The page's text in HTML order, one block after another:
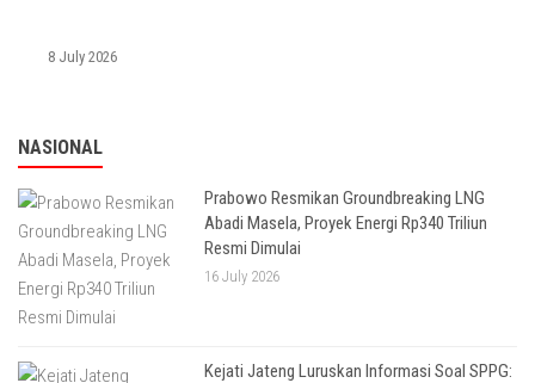
8 July 2026
NASIONAL
Prabowo Resmikan Groundbreaking LNG
Abadi Masela, Proyek Energi Rp340 Triliun
Resmi Dimulai
16 July 2026
Kejati Jateng Luruskan Informasi Soal SPPG: